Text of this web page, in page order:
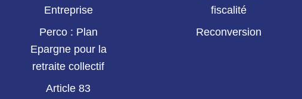
Entreprise
Perco : Plan
Epargne pour la
retraite collectif
Article 83
fiscalité
Reconversion